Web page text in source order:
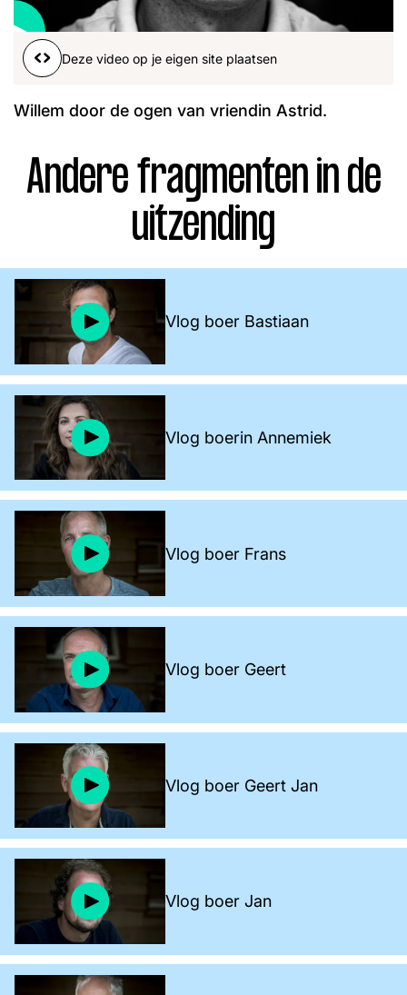
Word lid
John Julius Martijn
Nieuws Nieuwsbrief
Uitzendingen
Deze video op je eigen site plaatsen
Willem door de ogen van vriendin Astrid.
Andere fragmenten in de
uitzending
Vlog boer Bastiaan
Vlog boerin Annemiek
Vlog boer Frans
Vlog boer Geert
Vlog boer Geert Jan
Vlog boer Jan